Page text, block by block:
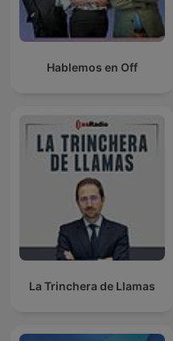
Hablemos en Off
La Trinchera de Llamas